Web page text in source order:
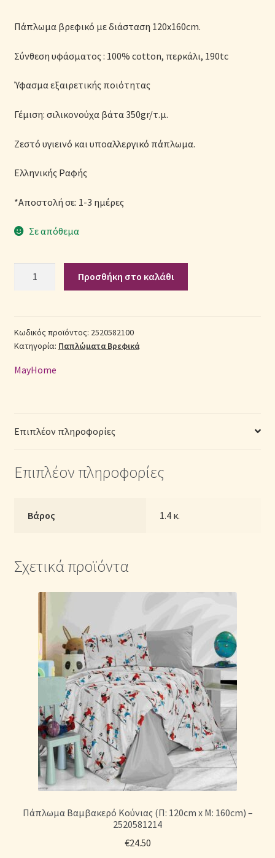
Παιδικά Λευκά Είδη
Παπλώματα για Ζεστασιά & Άνεση
Παπλωματοθήκες
Πικέ Κουβέρτες
Πληρωμές
Πολιτική cookie
Σύνδεση
Πάπλωμα βρεφικό με διάσταση 120x160cm.
Σύνθεση υφάσματος : 100% cotton, περκάλι, 190tc
Ύφασμα εξαιρετικής ποιότητας
Γέμιση: σιλικονούχα βάτα 350gr/τ.μ.
Ζεστό υγιεινό και υποαλλεργικό πάπλωμα.
Ελληνικής Ραφής
*Αποστολή σε: 1-3 ημέρες
Σε απόθεμα
120cm
x
160cm)
Λευκό
Προσθήκη στο καλάθι
Κωδικός προϊόντος: 2520582100
Κατηγορία: Παπλώματα Βρεφικά
MayHome
Επιπλέον πληροφορίες
Επιπλέον πληροφορίες
Βάρος 1.4 κ.
Σχετικά προϊόντα
Πάπλωμα Βαμβακερό Κούνιας (Π: 120cm x Μ: 160cm) –
2520581214
€24.50